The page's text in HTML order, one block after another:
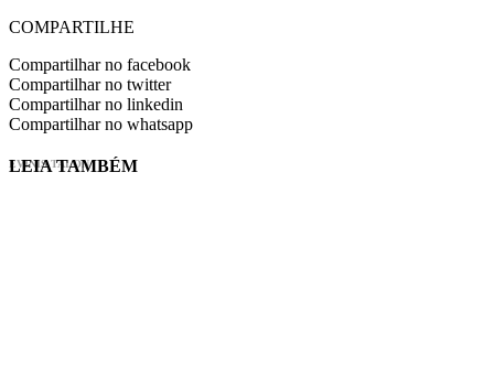
COMPARTILHE
Compartilhar no facebook
Compartilhar no twitter
Compartilhar no linkedin
Compartilhar no whatsapp
EVINIS TALON
LEIA TAMBÉM